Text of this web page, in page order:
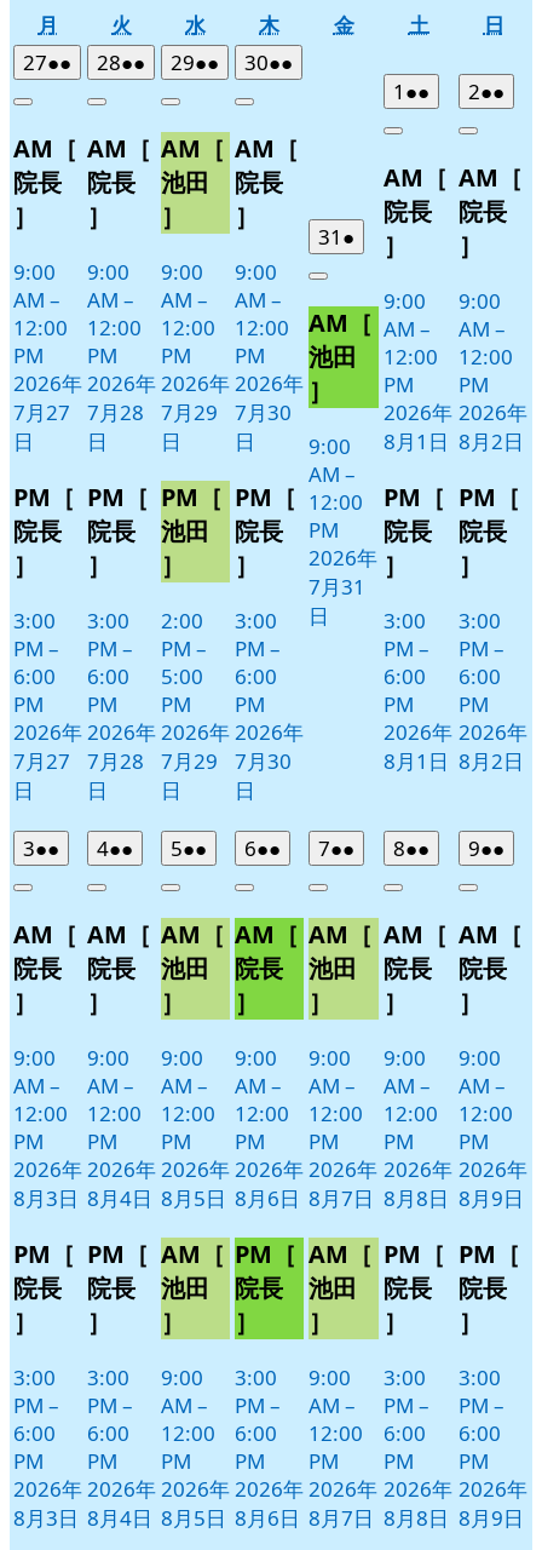
月
曜
日
火
曜
日
水水
曜
日
木木
曜
日
金金
土土
日
日
日
272026
年
月
27
日
●●
件
イ
ベ
ト)
Close
AM［
院長
］
9:00
AM –
12:00
PM
2026年
7月27
日
PM［
院長
］
3:00
PM –
6:00
PM
2026年
7月27
日
282026
年
月
28
日
●●
件
イ
ベ
ト)
Close
AM［
院長
］
9:00
AM –
12:00
PM
2026年
7月28
日
PM［
院長
］
3:00
PM –
6:00
PM
2026年
7月28
日
292026
年
月
29
日
●●
件
イ
ベ
ト)
Close
AM［
池田
］
9:00
AM –
12:00
PM
2026年
7月29
日
PM［
池田
］
2:00
PM –
5:00
PM
2026年
7月29
日
302026
年
月
30
日
●●
件
イ
Close
AM［
院長
］
9:00
AM –
12:00
PM
2026年
7月30
日
PM［
院長
］
3:00
PM –
6:00
PM
2026年
7月30
日
31 2026
年
月
31
日
●
件
イ
ベ
ト)
Close
AM［
池田
］
9:00
AM –
12:00
PM
2026年
7月31
日
1 2026
年
月
1
日
●●
件
イ
ベ
Close
AM［
院長
］
9:00
AM –
12:00
PM
2026年
8月1日
PM［
院長
］
3:00
PM –
6:00
PM
2026年
8月1日
22026
年
月
2
日
●●
件
イ
ベ
Close
AM［
院長
］
9:00
AM –
12:00
PM
2026年
8月2日
PM［
院長
］
3:00
PM –
6:00
PM
2026年
8月2日
32026
年
月
3
日
●●
件
イ
ベ
Close
AM［
院長
］
9:00
AM –
12:00
PM
2026年
8月3日
PM［
院長
］
3:00
PM –
6:00
PM
2026年
8月3日
42026
年
月
4
日
●●
件
イ
ベ
Close
AM［
院長
］
9:00
AM –
12:00
PM
2026年
8月4日
PM［
院長
］
3:00
PM –
6:00
PM
2026年
8月4日
52026
年
月
5
日
●●
件
イ
ベ
ト)
Close
AM［
池田
］
9:00
AM –
12:00
PM
2026年
8月5日
AM［
池田
］
9:00
AM –
12:00
PM
2026年
8月5日
62026
年
月
6
日
●●
件
イ
ベ
ト)
Close
AM［
院長
］
9:00
AM –
12:00
PM
2026年
8月6日
PM［
院長
］
3:00
PM –
6:00
PM
2026年
8月6日
72026
年
月
7
日
●●
件
イ
ベ
ト)
Close
AM［
池田
］
9:00
AM –
12:00
PM
2026年
8月7日
AM［
池田
］
9:00
AM –
12:00
PM
2026年
8月7日
82026
年
月
8
日
●●
件
イ
ベ
Close
AM［
院長
］
9:00
AM –
12:00
PM
2026年
8月8日
PM［
院長
］
3:00
PM –
6:00
PM
2026年
8月8日
92026
年
月
9
日
●●
件
イ
ベ
Close
AM［
院長
］
9:00
AM –
12:00
PM
2026年
8月9日
PM［
院長
］
3:00
PM –
6:00
PM
2026年
8月9日